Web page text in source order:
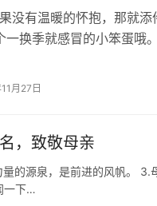
没有温暖的怀抱，那就
一换季就感冒的小笨蛋哦
月27日
，致敬母亲
的源泉，是前进的风帆。
一下…